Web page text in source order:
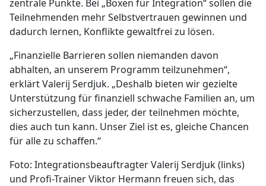
zentrale Punkte. Bei „Boxen für Integration“ sollen die
Teilnehmenden mehr Selbstvertrauen gewinnen und
dadurch lernen, Konflikte gewaltfrei zu lösen.
„Finanzielle Barrieren sollen niemanden davon
abhalten, an unserem Programm teilzunehmen“,
erklärt Valerij Serdjuk. „Deshalb bieten wir gezielte
Unterstützung für finanziell schwache Familien an, um
sicherzustellen, dass jeder, der teilnehmen möchte,
dies auch tun kann. Unser Ziel ist es, gleiche Chancen
für alle zu schaffen.“
Foto: Integrationsbeauftragter Valerij Serdjuk (links)
und Profi-Trainer Viktor Hermann freuen sich, das